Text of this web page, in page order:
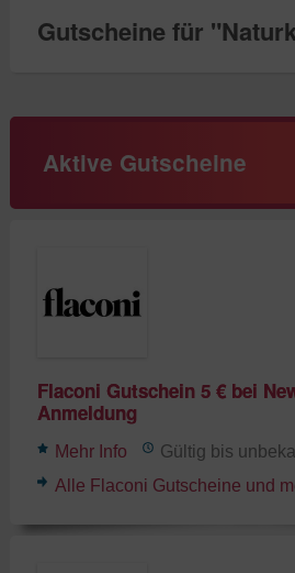
Gutscheine für "
Aktive Gutscheine
Flaconi Gutschein 5 € bei
Anmeldung
Mehr Info
Gültig bis
Alle Flaconi Gutscheine und